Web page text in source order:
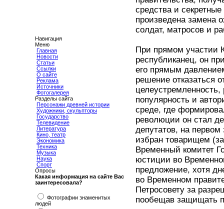
Навигация
Меню
Главная
Новости
Статьи
Ссылки
О сайте
Реклама
Источники
Фотогалерея
Разделы сайта
Персонажи древней истории
Художники, скульпторы
Государство
Телевидение
Литература
Кино, театр
Экономика
Техника
Музыка
Наука
Спорт
Опросы
Какая информация на сайте Вас
заинтересовала?
Фотографии знаменитых
людей
средства и
произведена замена
солдат, матросов и
При прямом участии
республиканец, он
его прямым
решение отказаться
популярность и
среде, где
революции он стал
депутатов, на
избран товарищем
Временный комитет
юстиции во
предложение, хотя
во Временном
Петросовету за
пообещав защищать